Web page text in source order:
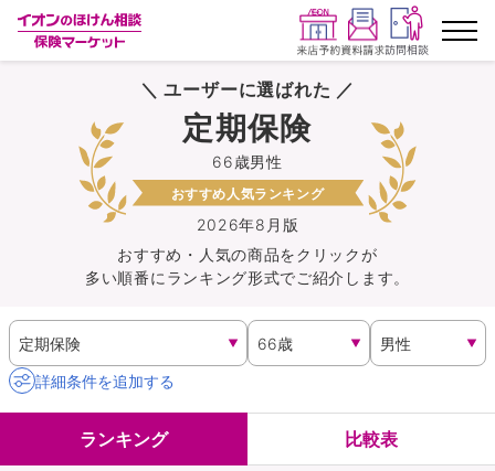
ランキングから探す
保険を比較する
保険会社から探す
イオンカード会員さま専用保険
キャンペーン一覧
イオングループ従業員さま向け
＼ ユーザーに選ばれた ／
2026年8月版
66歳男性
定期保険
おすすめ人気ランキング
おすすめ・人気の商品をクリックが
多い順番にランキング形式でご紹介します。
詳細条件を追加する
ランキング 比較表